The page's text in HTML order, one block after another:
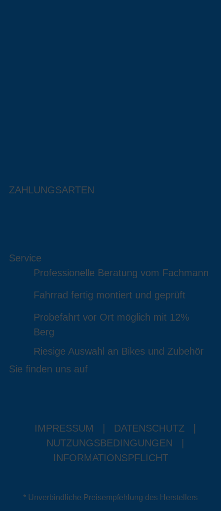
ZAHLUNGSARTEN
Service
Professionelle Beratung vom Fachmann
Fahrrad fertig montiert und geprüft
Probefahrt vor Ort möglich mit 12%
Berg
Riesige Auswahl an Bikes und Zubehör
Sie finden uns auf
IMPRESSUM DATENSCHUTZ
NUTZUNGSBEDINGUNGEN
INFORMATIONSPFLICHT
* Unverbindliche Preisempfehlung des Herstellers